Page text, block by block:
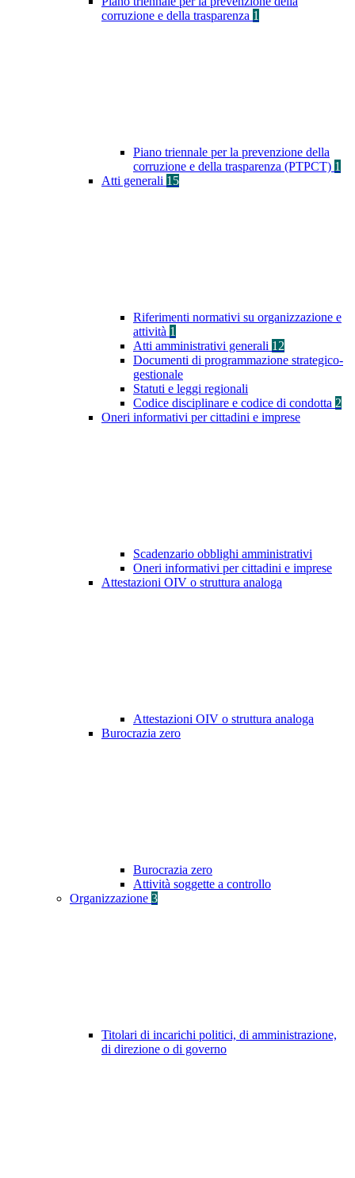
corruzione e della trasparenza 1
Piano triennale per la prevenzione della
corruzione e della trasparenza (PTPCT) 1
Atti generali 15
Riferimenti normativi su organizzazione e
attività 1
Atti amministrativi generali 12
Documenti di programmazione strategico-
gestionale
Statuti e leggi regionali
Codice disciplinare e codice di condotta 2
Oneri informativi per cittadini e imprese
Scadenzario obblighi amministrativi
Oneri informativi per cittadini e imprese
Attestazioni OIV o struttura analoga
Attestazioni OIV o struttura analoga
Burocrazia zero
Burocrazia zero
Attività soggette a controllo
Organizzazione 3
Titolari di incarichi politici, di amministrazione,
di direzione o di governo